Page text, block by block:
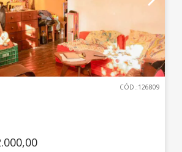
CÓD.:126809